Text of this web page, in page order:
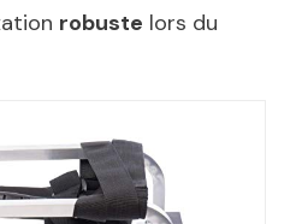
robuste lors du